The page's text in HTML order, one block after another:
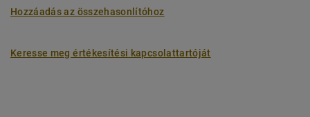
Hozzáadás az összehasonlítóhoz
Keresse meg értékesítési kapcsolattartóját